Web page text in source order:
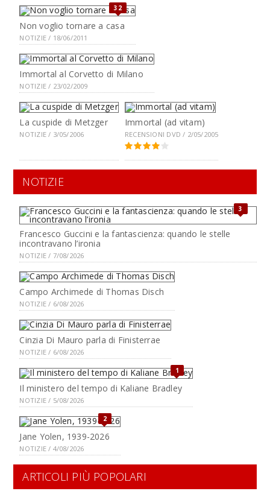
32
Non voglio tornare a casa
NOTIZIE / 18/06/2011
Immortal al Corvetto di Milano
NOTIZIE / 23/02/2009
La cuspide di Metzger
NOTIZIE / 3/05/2006
Immortal (ad vitam)
RECENSIONI DVD / 2/05/2005
NOTIZIE
3
Francesco Guccini e la fantascienza: quando le stelle
incontravano l’ironia
NOTIZIE / 7/08/2026
Campo Archimede di Thomas Disch
NOTIZIE / 6/08/2026
Cinzia Di Mauro parla di Finisterrae
NOTIZIE / 6/08/2026
1
Il ministero del tempo di Kaliane Bradley
NOTIZIE / 5/08/2026
2
Jane Yolen, 1939-2026
NOTIZIE / 4/08/2026
ARTICOLI PIÙ POPOLARI